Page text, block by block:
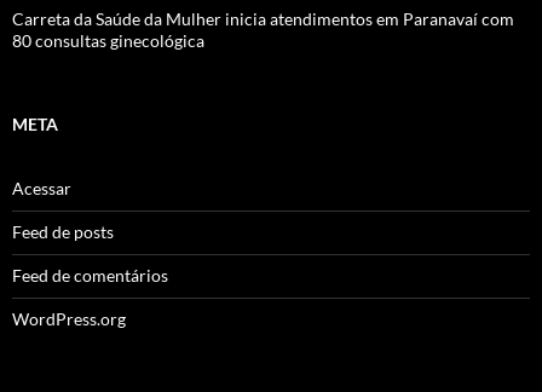
Carreta da Saúde da Mulher inicia atendimentos em Paranavaí com
80 consultas ginecológica
META
Acessar
Feed de posts
Feed de comentários
WordPress.org